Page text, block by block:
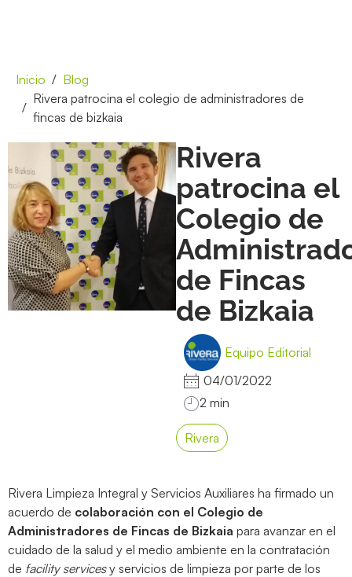
Inicio
Blog
Rivera patrocina el colegio de administradores de
fincas de bizkaia
Rivera
patrocina el
Colegio de
de Fincas
de Bizkaia
Equipo Editorial
04/01/2022
Rivera
Rivera Limpieza Integral y Servicios Auxiliares ha firmado un
acuerdo de colaboración con el Colegio de
Administradores de Fincas de Bizkaia para avanzar en el
cuidado de la salud y el medio ambiente en la contratación
de facility servicesy servicios de limpieza por parte de los